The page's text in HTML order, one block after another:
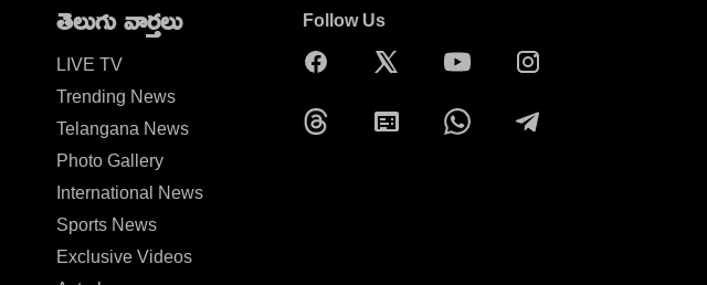
తెలుగు వార్తలు
LIVE TV
Trending News
Telangana News
Photo Gallery
International News
Sports News
Exclusive Videos
Follow Us